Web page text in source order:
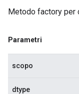
Metodo factory per
Parametri
scopo
dtype